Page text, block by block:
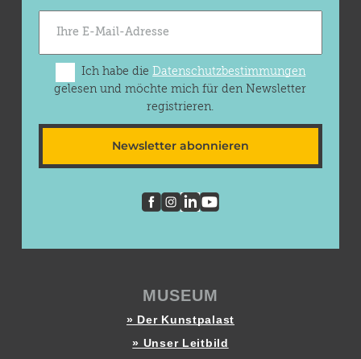
Ich habe dieDatenschutzbestimmungen
gelesen und möchte mich für den Newsletter
registrieren.
Newsletter abonnieren
MUSEUM
» Der Kunstpalast
» Unser Leitbild